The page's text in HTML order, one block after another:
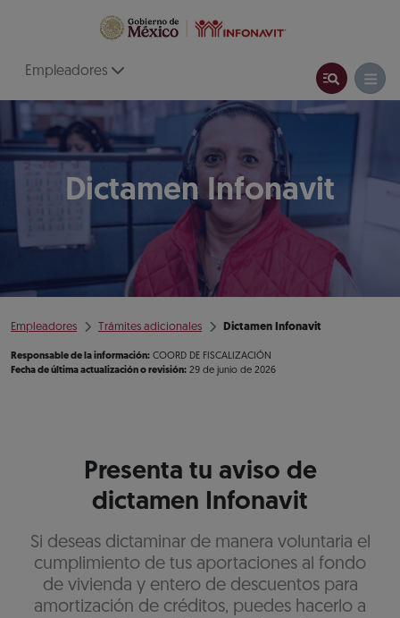
Empleadores
Dictamen Infonavit
Empleadores Trámites adicionales Dictamen Infonavit
Responsable de la información: COORD DE FISCALIZACIÓN
Fecha de última actualización o revisión: 29 de junio de 2026
Presenta tu aviso de
dictamen Infonavit
Si deseas dictaminar de manera voluntaria el
cumplimiento de tus aportaciones al fondo
de vivienda y entero de descuentos para
amortización de créditos, puedes hacerlo a